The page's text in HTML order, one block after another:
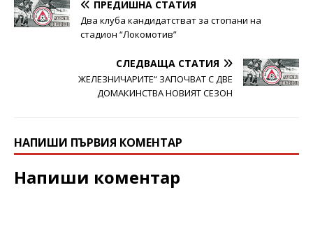
ПРЕДИШНА СТАТИЯ
Два клуба кандидатстват за стопани на
стадион “Локомотив”
СЛЕДВАЩА СТАТИЯ
ЖЕЛЕЗНИЧАРИТЕ“ ЗАПОЧВАТ С ДВЕ
ДОМАКИНСТВА НОВИЯТ СЕЗОН
НАПИШИ ПЪРВИЯ КОМЕНТАР
Напиши коментар